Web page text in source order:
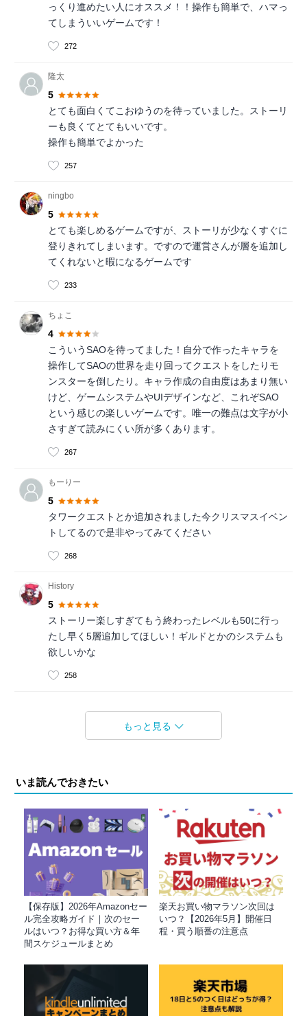
っくり進めたい人にオススメ！！操作も簡単で、ハマっ
てしまういいゲームです！
272
隆太
5
とても面白くてこおゆうのを待っていました。ストーリ
ーも良くてとてもいいです。
操作も簡単でよかった
257
ningbo
5
とても楽しめるゲームですが、ストーリが少なくすぐに
登りきれてしまいます。ですので運営さんが層を追加し
てくれないと暇になるゲームです
233
ちょこ
4
こういうSAOを待ってました！自分で作ったキャラを
操作してSAOの世界を走り回ってクエストをしたりモ
ンスターを倒したり。キャラ作成の自由度はあまり無い
けど、ゲームシステムやUIデザインなど、これぞSAO
という感じの楽しいゲームです。唯一の難点は文字が小
さすぎて読みにくい所が多くあります。
267
もーりー
5
タワークエストとか追加されました今クリスマスイベン
トしてるので是非やってみてください
268
History
5
ストーリー楽しすぎてもう終わったレベルも50に行っ
たし早く5層追加してほしい！ギルドとかのシステムも
欲しいかな
258
もっと見る
いま読んでおきたい
【保存版】2026年Amazonセー
ル完全攻略ガイド｜次のセー
ルはいつ？お得な買い方＆年
間スケジュールまとめ
楽天お買い物マラソン次回は
いつ？【2026年5月】開催日
程・買う順番の注意点